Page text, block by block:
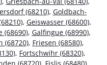
(68210), Goldbach-
, Geiswasser (68600),
(68690), Galfingue (68990),
(68720), Friesen (68580),
, Fortschwihr (68320),